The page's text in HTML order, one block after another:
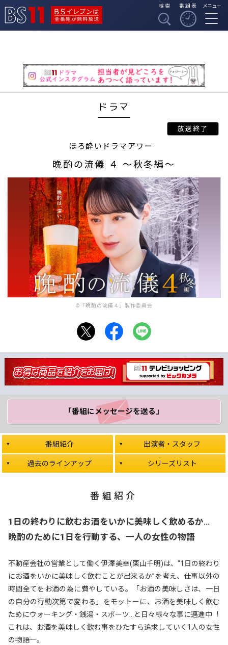
BSイレブンは全番組
検索 番組表 メニュー
ドラマ
ほろ酔いドラマアワー
晩酌の流儀 ４ ～秋冬編～
©「晩酌の流儀４」製作委員会
「番組にメッセージを送る」
番組紹介 出演者・スタッフ
過去のラインアップ シリーズリスト
番組紹介
1日の終わりに飲むお酒をいかに美味しく飲めるか…
晩酌のために1日を行動する、一人の女性の物語
不動産会社の営業として働く伊澤美幸(栗⼭千明)は、“1日の終わり
にお酒をいかに美味しく飲むことが出来るか”を考え、仕事以外の
時間全てをお酒の為に費やしている。「お酒の美味しさは、一日
の⾃分の⾏動次第で変わる」をモットーに、お酒を美味しく飲む
ためにウォーキング・銭湯・スポーツ…と日々様々な事に邁進中︕
これは、お酒を美味しく飲む事をひたすら追求していく1⼈の⼥性
の物語―。